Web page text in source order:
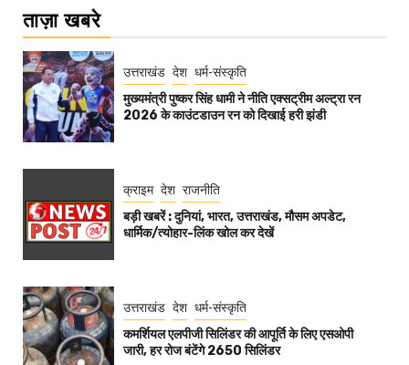
ताज़ा खबरे
उत्तराखंड देश धर्म-संस्कृति
मुख्यमंत्री पुष्कर सिंह धामी ने नीति एक्सट्रीम अल्ट्रा रन
2026 के काउंटडाउन रन को दिखाई हरी झंडी
क्राइम देश राजनीति
बड़ी खबरें : दुनियां, भारत, उत्तराखंड, मौसम अपडेट,
धार्मिक/त्योहार-लिंक खोल कर देखें
उत्तराखंड देश धर्म-संस्कृति
कमर्शियल एलपीजी सिलिंडर की आपूर्ति के लिए एसओपी
जारी, हर रोज बंटेंगे 2650 सिलिंडर